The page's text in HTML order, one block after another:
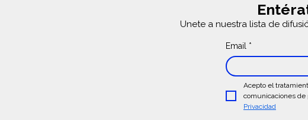
Unete a nuestra lista de
Email *
Acepto el
comunicaciones de
Privacidad